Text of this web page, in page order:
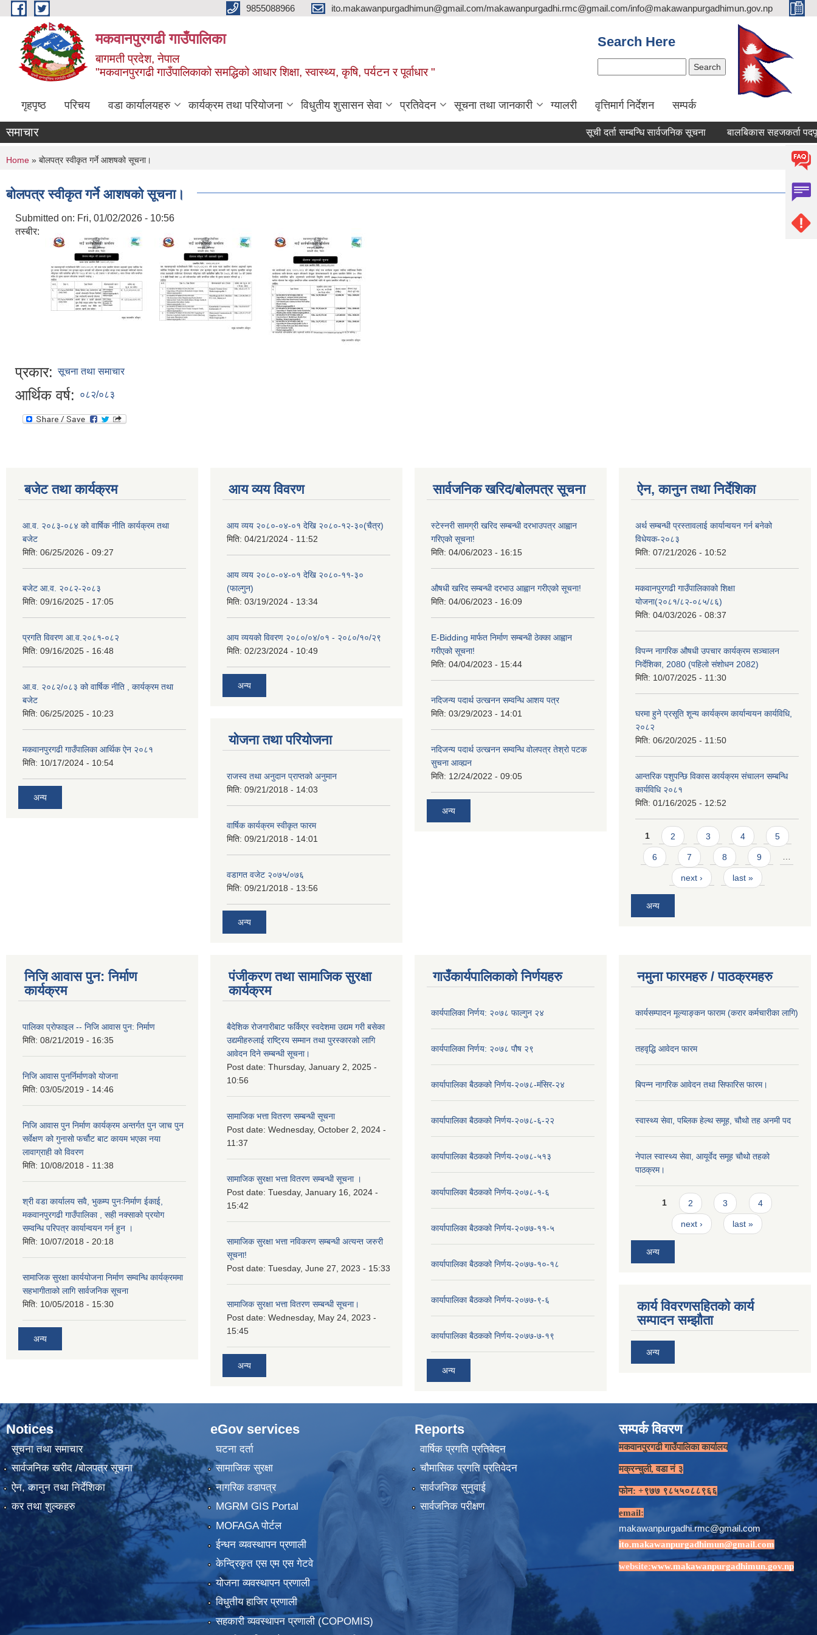
Skip to main content 9855088966 ito.makawanpurgadhimun@gmail.com/makawanpurgadhi.rmc@gmail.com/info@makawanpurgadhimun.gov.np
मकवानपुरगढी गाउँपालिका
बागमती प्रदेश, नेपाल
"मकवानपुरगढी गाउँपालिकाको समद्धिको आधार शिक्षा, स्‍वास्‍थ्‍य, कृषि, पर्यटन र पूर्वाधार "
Search Here
गृहपृष्ठ परिचय वडा कार्यालयहरु कार्यक्रम तथा परियोजना विधुतीय शुसासन सेवा प्रतिवेदन सूचना तथा जानकारी ग्यालरी वृत्तिमार्ग निर्देशन सम्पर्क
समाचार सूची दर्ता सम्बन्धि सार्वजनिक सूचना बालबिकास सहजकर्ता पदपूर्तीका
You are here
Home » बोलपत्र स्वीकृत गर्ने आशषको सूचना।
बोलपत्र स्वीकृत गर्ने आशषको सूचना।
Submitted on: Fri, 01/02/2026 - 10:56
तस्बीर:
प्रकार: सूचना तथा समाचार
आर्थिक वर्ष: ०८२/०८३
बजेट तथा कार्यक्रम
आ.व. २०८३-०८४ को वार्षिक नीति कार्यक्रम तथा
बजेट
मिति: 06/25/2026 - 09:27
बजेट आ.व. २०८२-२०८३
मिति: 09/16/2025 - 17:05
प्रगति विवरण आ.व.२०८१-०८२
मिति: 09/16/2025 - 16:48
आ.व. २०८२/०८३ को वार्षिक नीति , कार्यक्रम तथा
बजेट
मिति: 06/25/2025 - 10:23
मकवानपुरगढी गाउँपालिका आर्थिक ‌‌‌ऐन २०८१
मिति: 10/17/2024 - 10:54
अन्य
आय व्यय विवरण
आय व्यय २०८०-०४-०१ देखि २०८०-१२-३०(चैत्र)
मिति: 04/21/2024 - 11:52
आय व्यय २०८०-०४-०१ देखि २०८०-११-३०
(फाल्गुन)
मिति: 03/19/2024 - 13:34
आय व्ययको विवरण २०८०/०४/०१ - २०८०/१०/२९
मिति: 02/23/2024 - 10:49
अन्य
योजना तथा परियोजना
राजस्व तथा अनुदान प्राप्तको अनुमान
मिति: 09/21/2018 - 14:03
वार्षिक कार्यक्रम स्वीकृत फारम
मिति: 09/21/2018 - 14:01
वडागत वजेट २०७५/०७६
मिति: 09/21/2018 - 13:56
अन्य
सार्वजनिक खरिद/बोलपत्र सूचना
स्टेस्नरी सामग्री खरिद सम्बन्धी दरभाउपत्र आह्वान
गरिएको सूचना!
मिति: 04/06/2023 - 16:15
औषधी खरिद सम्बन्धी दरभाउ आह्वान गरीएको सूचना!
मिति: 04/06/2023 - 16:09
E-Bidding मार्फत निर्माण सम्बन्धी ठेक्का आह्वान
गरीएको सूचना!
मिति: 04/04/2023 - 15:44
नदिजन्य पदार्थ उत्खनन सम्वन्धि आशय पत्र
मिति: 03/29/2023 - 14:01
नदिजन्य पदार्थ उत्खनन सम्वन्धि वोलपत्र तेश्रो पटक
सुचना आव्ह्यन
मिति: 12/24/2022 - 09:05
अन्य
ऐन, कानुन तथा निर्देशिका
अर्थ सम्बन्धी प्रस्तावलाई कार्यान्वयन गर्न बनेको
विधेयक-२०८३
मिति: 07/21/2026 - 10:52
मकवानपुरगढी गाउँपालिकाको शिक्षा
योजना(२०८१/८२-०८५/८६)
मिति: 04/03/2026 - 08:37
विपन्न नागरिक औषधी उपचार कार्यक्रम सञ्चालन
निर्देशिका, 2080 (पहिलो संशोधन 2082)
मिति: 10/07/2025 - 11:30
घरमा हुने प्रसूति शून्य कार्यक्रम कार्यान्वयन कार्यविधि,
२०८२
मिति: 06/20/2025 - 11:50
आन्तरिक पशुपन्छि विकास कार्यक्रम संचालन सम्बन्धि
कार्यविधि २०८१
मिति: 01/16/2025 - 12:52
Pages
1 2 3 4 5
6 7 8 9 …
next › last »
अन्य
निजि आवास पुन: निर्माण
कार्यक्रम
पालिका प्राेफाइल -- निजि आवास पुन: निर्माण
मिति: 08/21/2019 - 16:35
निजि आवास पुनर्निर्माणको योजना
मिति: 03/05/2019 - 14:46
निजि आवास पुन निर्माण कार्यक्रम अन्तर्गत पुन जाच पुन
सर्वेक्षण को गुनासो फर्चौट बाट कायम भएका नया
लावाग्राही को विवरण
मिति: 10/08/2018 - 11:38
श्री वडा कार्यालय सवै, भुकम्प पुनःनिर्माण ईकाई,
मकवानपुरगढी गाउँपालिका , सही नक्साको प्रयोग
सम्वन्धि परिपत्र कार्यान्वयन गर्न हुन ।
मिति: 10/07/2018 - 20:18
सामाजिक सुरक्षा कार्ययोजना निर्माण सम्वन्धि कार्यक्रममा
सहभागीताको लागि सार्वजनिक सूचना
मिति: 10/05/2018 - 15:30
अन्य
पंजीकरण तथा सामाजिक सुरक्षा
कार्यक्रम
बैदेशिक रोजगारीबाट फर्किएर स्वदेशमा उद्यम गरी बसेका
उद्यमीहरुलाई राष्‍ट्रिय सम्मान तथा पुरस्कारको लागि
आवेदन दिने सम्बन्धी सूचना।
Post date: Thursday, January 2, 2025 -
10:56
सामाजिक भत्ता वितरण सम्बन्धी सूचना
Post date: Wednesday, October 2, 2024 -
11:37
सामाजिक सुरक्षा भत्ता वितरण सम्बन्धी सूचना ।
Post date: Tuesday, January 16, 2024 -
15:42
सामाजिक सुरक्षा भत्ता नविकरण सम्बन्धी अत्यन्त जरुरी
सूचना!
Post date: Tuesday, June 27, 2023 - 15:33
सामाजिक सुरक्षा भत्ता वितरण सम्बन्धी सूचना।
Post date: Wednesday, May 24, 2023 -
15:45
अन्य
गाउँकार्यपालिकाको निर्णयहरु
कार्यपालिका निर्णय: २०७८ फाल्गुन २४
कार्यपालिका निर्णय: २०७८ पौष २९
कार्यापालिका बैठकको निर्णय-२०७८-मंसिर-२४
कार्यापालिका बैठकको निर्णय-२०७८-६-२२
कार्यापालिका बैठकको निर्णय-२०७८-५१३
कार्यापालिका बैठकको निर्णय-२०७८-१-६
कार्यापालिका बैठकको निर्णय-२०७७-११-५
कार्यापालिका बैठकको निर्णय-२०७७-१०-१८
कार्यापालिका बैठकको निर्णय-२०७७-९-६
कार्यापालिका बैठकको निर्णय-२०७७-७-१९
अन्य
नमुना फारमहरु / पाठक्रमहरु
कार्यसम्पादन मूल्याङ्कन फाराम (करार कर्मचारीका लागि)
तहवृद्धि आवेदन फारम
बिपन्‍न नागरिक आवेदन तथा सिफारिस फारम।
स्वास्थ्य सेवा, पब्लिक हेल्‍थ समूह, चौथो तह अनमी पद
नेपाल स्वास्थ्य सेवा, आयूर्वेद समूह चौथो तहको
पाठक्रम।
Pages
1 2 3 4
next › last »
अन्य
कार्य विवरणसहितको कार्य
सम्पादन सम्झौता
अन्य
Notices
सूचना तथा समाचार
सार्वजनिक खरीद /बोलपत्र सूचना
ऐन, कानुन तथा निर्देशिका
कर तथा शुल्कहरु
eGov services
घटना दर्ता
सामाजिक सुरक्षा
नागरिक वडापत्र
MGRM GIS Portal
MOFAGA पोर्टल
ईन्धन व्यवस्थापन प्रणाली
केन्द्रिकृत एस एम एस गेटवे
योजना व्यवस्थापन प्रणाली
विधुतीय हाजिर प्रणाली
सहकारी व्यवस्थापन प्रणाली (COPOMIS)
Reports
वार्षिक प्रगति प्रतिवेदन
चौमासिक प्रगति प्रतिवेदन
सार्वजनिक सुनुवाई
सार्वजनिक परीक्षण
सम्पर्क विवरण
मकवानपुरगढी गाउँपालिका कार्यालय
मक्रन्चुली, वडा नं ३
फोन: +९७७ ९८५५०८८९६६
email:
makawanpurgadhi.rmc@gmail.com
ito.makawanpurgadhimun@gmail.com
website:www.makawanpurgadhimun.gov.np